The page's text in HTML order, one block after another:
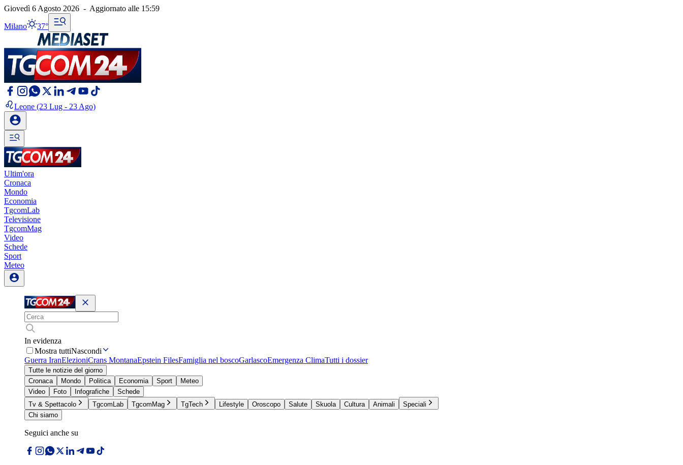
Giovedì 6 Agosto 2026 - Aggiornato alle 15:59
Milano 37°
Leone (23 Lug - 23 Ago)
Ultim'ora
Cronaca
Mondo
Economia
TgcomLab
Televisione
TgcomMag
Video
Schede
Sport
Meteo
In evidenza
Mostra tuttiNascondi
Guerra IranElezioniCrans MontanaEpstein FilesFamiglia nel boscoGarlascoEmergenza ClimaTutti i dossier
Tutte le notizie del giorno
Cronaca
Mondo Politica Economia Sport
Meteo
Video
Foto Infografiche
Schede
Tv & Spettacolo
TgcomLab TgcomMag TgTech Lifestyle Oroscopo Salute Skuola Cultura Animali
Speciali
Chi siamo
Seguici anche su